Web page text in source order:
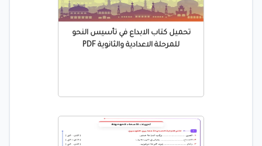
تحميل كتاب الابداع في تأسيس النحو
للمرحلة الاعدادية والثانوية PDF